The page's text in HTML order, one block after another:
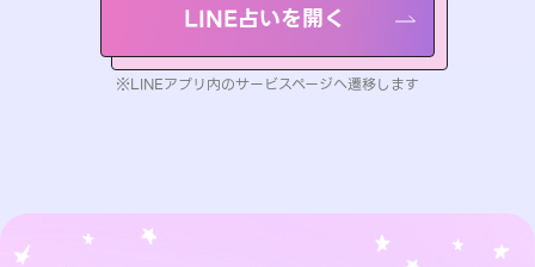
LINE占いを開く
※LINEアプリ内のサービスページへ遷移します